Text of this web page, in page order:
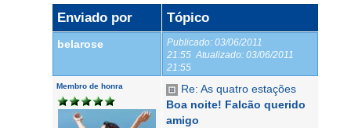
Enviado por Tópico
belarose Publicado: 03/06/2011
21:55 Atualizado: 03/06/2011
21:55
Membro de honra
Re: As quatro estações
Boa noite! Falcão querido
amigo